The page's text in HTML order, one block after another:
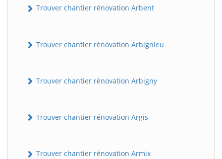
Trouver chantier rénovation Arbent
Trouver chantier rénovation Arbignieu
Trouver chantier rénovation Arbigny
Trouver chantier rénovation Argis
Trouver chantier rénovation Armix